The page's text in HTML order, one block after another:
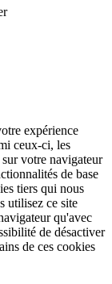
expérience
ceux-ci, les
sur votre navigateur
de base
tiers qui nous
utilisez ce site
qu'avec
de désactiver
de ces cookies